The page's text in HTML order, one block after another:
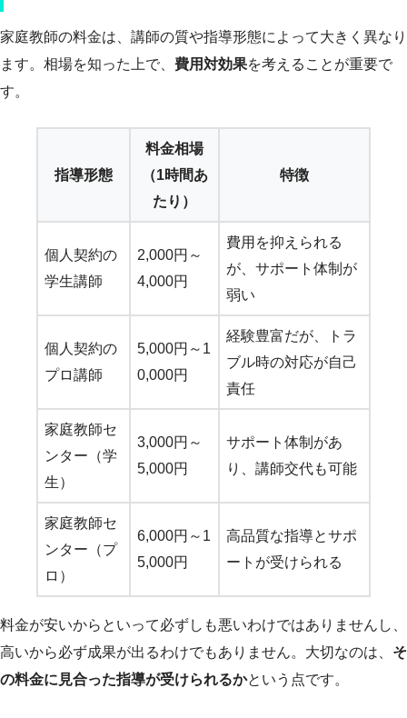
家庭教師の料金は、講師の質や指導形態によって大きく異なり
ます。相場を知った上で、 費用対効果を考えることが重要で
す。
指導形態
料金相場
（1時間あ
たり）
特徴
個人契約の
学生講師
2,000円～
4,000円
費用を抑えられる
が、サポート体制が
弱い
個人契約の
プロ講師
5,000円～1
0,000円
経験豊富だが、トラ
ブル時の対応が自己
責任
家庭教師セ
ンター（学
生）
3,000円～
5,000円
サポート体制があ
り、講師交代も可能
家庭教師セ
ンター（プ
ロ）
6,000円～1
5,000円
高品質な指導とサポ
ートが受けられる
料金が安いからといって必ずしも悪いわけではありませんし、
高いから必ず成果が出るわけでもありません。大切なのは、 そ
の料金に見合った指導が受けられるかという点です。